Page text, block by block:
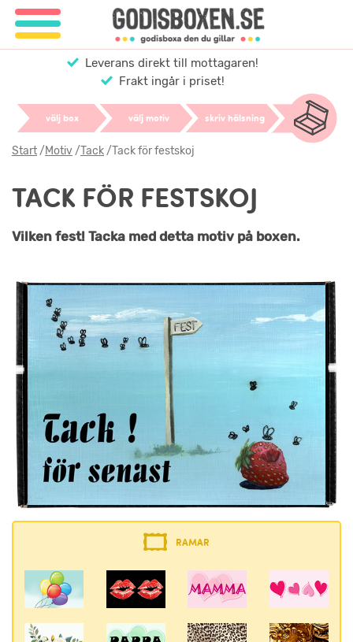
Leverans direkt till mottagaren!
Frakt ingår i priset!
välj box välj motiv skriv hälsning
Start/Motiv/Tack/Tack för festskoj
TACK FÖR FESTSKOJ
Vilken fest! Tacka med detta motiv på boxen.
RAMAR